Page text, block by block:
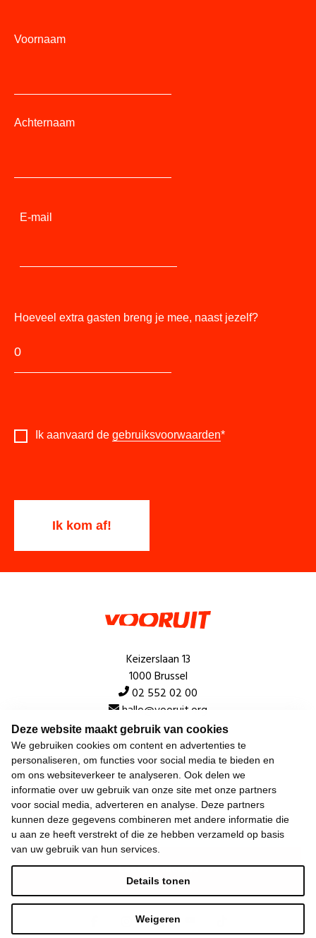
Deze website maakt gebruik van cookies
We gebruiken cookies om content en advertenties te
personaliseren, om functies voor social media te bieden en
om ons websiteverkeer te analyseren. Ook delen we
informatie over uw gebruik van onze site met onze partners
voor social media, adverteren en analyse. Deze partners
kunnen deze gegevens combineren met andere informatie die
u aan ze heeft verstrekt of die ze hebben verzameld op basis
van uw gebruik van hun services.
Weigeren
Details tonen
Voornaam
Achternaam
E-mail
Hoeveel extra gasten breng je mee, naast jezelf?
Ik aanvaard de gebruiksvoorwaarden*
Keizerslaan 13
1000 Brussel
02 552 02 00
hallo@vooruit.org
Snel
Over de beweging
Algemeen
Laatste nieuws